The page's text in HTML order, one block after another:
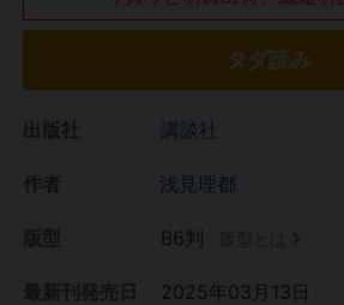
タダ読み
講談社
浅見理都
B6判
2025年03月13日